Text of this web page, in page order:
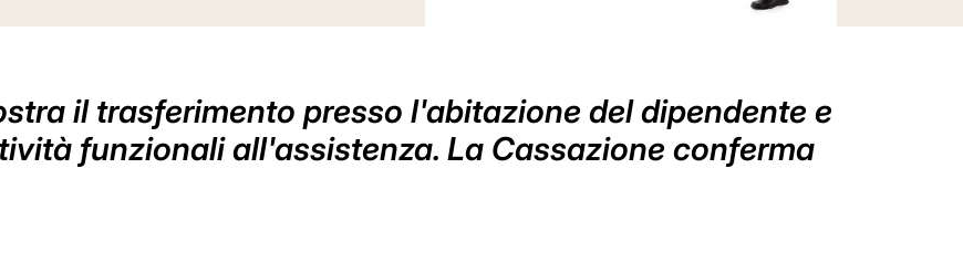
il trasferimento presso l'abitazione del dipendente e
funzionali all'assistenza. La Cassazione conferma